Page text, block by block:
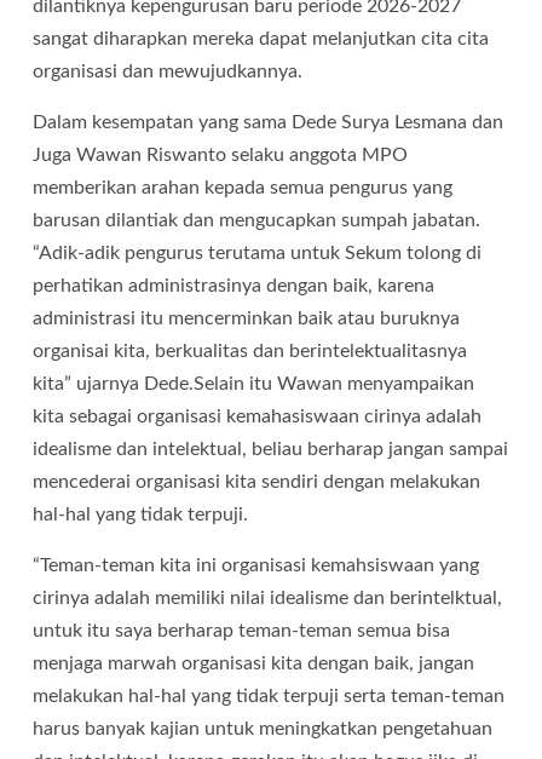
dilantiknya kepengurusan baru periode 2026-2027
sangat diharapkan mereka dapat melanjutkan cita cita
organisasi dan mewujudkannya.
Dalam kesempatan yang sama Dede Surya Lesmana dan
Juga Wawan Riswanto selaku anggota MPO
memberikan arahan kepada semua pengurus yang
barusan dilantiak dan mengucapkan sumpah jabatan.
“Adik-adik pengurus terutama untuk Sekum tolong di
perhatikan administrasinya dengan baik, karena
administrasi itu mencerminkan baik atau buruknya
organisai kita, berkualitas dan berintelektualitasnya
kita” ujarnya Dede.Selain itu Wawan menyampaikan
kita sebagai organisasi kemahasiswaan cirinya adalah
idealisme dan intelektual, beliau berharap jangan sampai
mencederai organisasi kita sendiri dengan melakukan
hal-hal yang tidak terpuji.
“Teman-teman kita ini organisasi kemahsiswaan yang
cirinya adalah memiliki nilai idealisme dan berintelktual,
untuk itu saya berharap teman-teman semua bisa
menjaga marwah organisasi kita dengan baik, jangan
melakukan hal-hal yang tidak terpuji serta teman-teman
harus banyak kajian untuk meningkatkan pengetahuan